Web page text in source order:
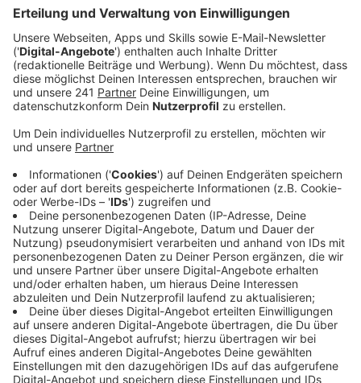
Mediensucht zu tun.
Veröffentlicht:Dienstag, 21.03.2023 16:50
Anzeige
Stundenlang Computer spielen oder in sozialen Medien
unterwegs sein. Für viele Kinder und Jugendliche ist
das Alltag. Die Suchthilfe Leverkusen sieht das aber
mit Sorge. Denn das Risiko der Mediensucht steigt.
Rund 600.000 Kinder und Jugendliche in Deutschland
sind laut der Studie der Krankenkasse DAK bereits
mediensüchtig. Damit es gar nicht so weit kommt,
setzt die Suchthilfe in Leverkusen vor allem auf
Prävention und Beratung von Eltern. Denn sie müssen
Kindern dabei helfen, ein gesundes Verhältnis zum
Zocken und zu sozialen Medien zu entwickeln. Statt